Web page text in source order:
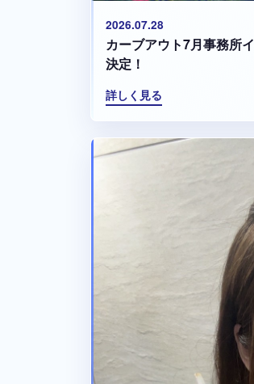
2026.07.28
カーブアウト7月事務所
決定！
詳しく見る